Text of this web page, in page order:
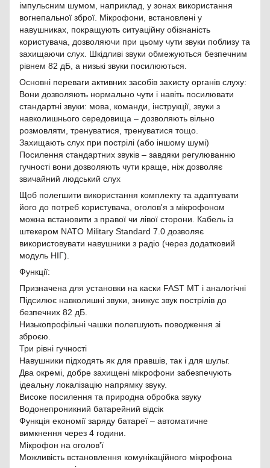
імпульсним шумом, наприклад, у зонах використання
вогнепальної зброї. Мікрофони, встановлені у
навушниках, покращують ситуаційну обізнаність
користувача, дозволяючи при цьому чути звуки поблизу та
захищаючи слух. Шкідливі звуки обмежуються безпечним
рівнем 82 дБ, а низькі звуки посилюються.
Основні переваги активних засобів захисту органів слуху:
Вони дозволяють нормально чути і навіть посилювати
стандартні звуки: мова, команди, інструкції, звуки з
навколишнього середовища – дозволяють вільно
розмовляти, тренуватися, тренуватися тощо.
Захищають слух при пострілі (або іншому шумі)
Посилення стандартних звуків – завдяки регулюванню
гучності вони дозволяють чути краще, ніж дозволяє
звичайний людський слух
Щоб полегшити використання комплекту та адаптувати
його до потреб користувача, оголов'я з мікрофоном
можна встановити з правої чи лівої сторони. Кабель із
штекером NATO Military Standard 7.0 дозволяє
використовувати навушники з радіо (через додатковий
модуль НІГ).
Функції:
Призначена для установки на каски FAST MT і аналогічні
Підсилює навколишні звуки, знижує звук пострілів до
безпечних 82 дБ.
Низькопрофільні чашки полегшують поводження зі
зброєю.
Три рівні гучності
Навушники підходять як для правшів, так і для шульг.
Два окремі, добре захищені мікрофони забезпечують
ідеальну локалізацію напрямку звуку.
Високе посилення та природна обробка звуку
Водонепроникний батарейний відсік
Функція економії заряду батареї – автоматичне
вимкнення через 4 години.
Мікрофон на оголов'ї
Можливість встановлення комунікаційного мікрофона